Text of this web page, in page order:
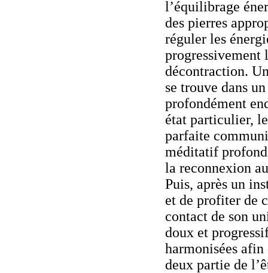
l’équilibrage
des pierres
réguler les
progressivement
décontraction.
se trouve dans
profondément
état particulier,
parfaite
méditatif
la reconnexion
Puis, après un
et de profiter de
contact de son
doux et
harmonisées afin
deux partie de